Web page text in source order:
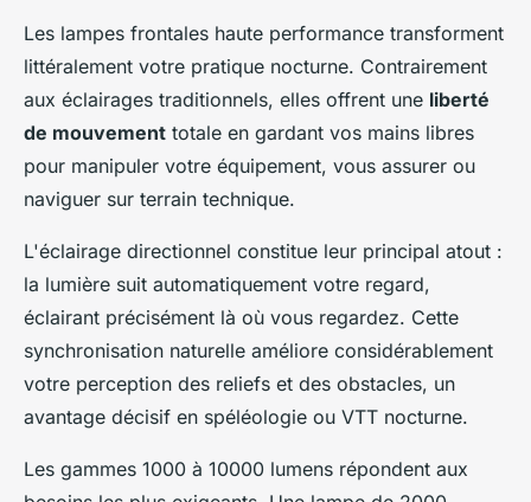
Les lampes frontales haute performance transforment
littéralement votre pratique nocturne. Contrairement
aux éclairages traditionnels, elles offrent une liberté
de mouvement totale en gardant vos mains libres
pour manipuler votre équipement, vous assurer ou
naviguer sur terrain technique.
L'éclairage directionnel constitue leur principal atout :
la lumière suit automatiquement votre regard,
éclairant précisément là où vous regardez. Cette
synchronisation naturelle améliore considérablement
votre perception des reliefs et des obstacles, un
avantage décisif en spéléologie ou VTT nocturne.
Les gammes 1000 à 10000 lumens répondent aux